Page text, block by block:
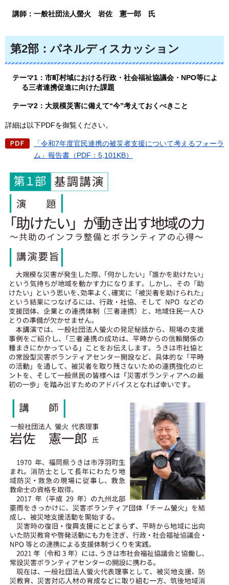
講師：一般社団法人螢火 岩佐 憲一郎 氏
第2部：パネルディスカッション
テーマ1：市町村域における行政・社会福祉協議会・NPO等によ
る三者連携促進に向けた課題
テーマ2：大規模災害に備えて“今”考えておくべきこと
詳細は以下PDFを御覧ください。
「令和7年度官民連携の被災者支援について考えるフォーラ
ム」報告書（PDF：5,101KB）